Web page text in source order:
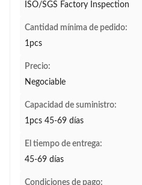
ISO/SGS Factory Inspection
Cantidad mínima de pedido:
1pcs
Precio:
Negociable
Capacidad de suministro:
1pcs 45-69 días
El tiempo de entrega:
45-69 días
Condiciones de pago: